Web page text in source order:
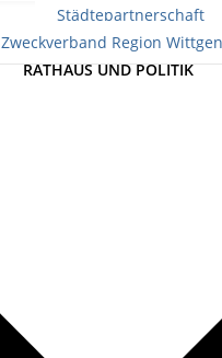
Städtepartnerschaft
Zweckverband Region
RATHAUS UND POLITIK